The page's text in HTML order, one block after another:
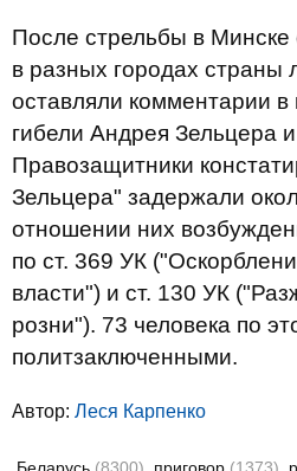
После стрельбы в Минске
в разных городах страны
оставляли комментарии в
гибели Андрея Зельцера
Правозащитники
Зельцера" задержали
отношении них
по ст. 369 УК
власти") и ст. 130 УК
розни"). 73 человека по
политзаключенными.
Автор: Леся Карпенко